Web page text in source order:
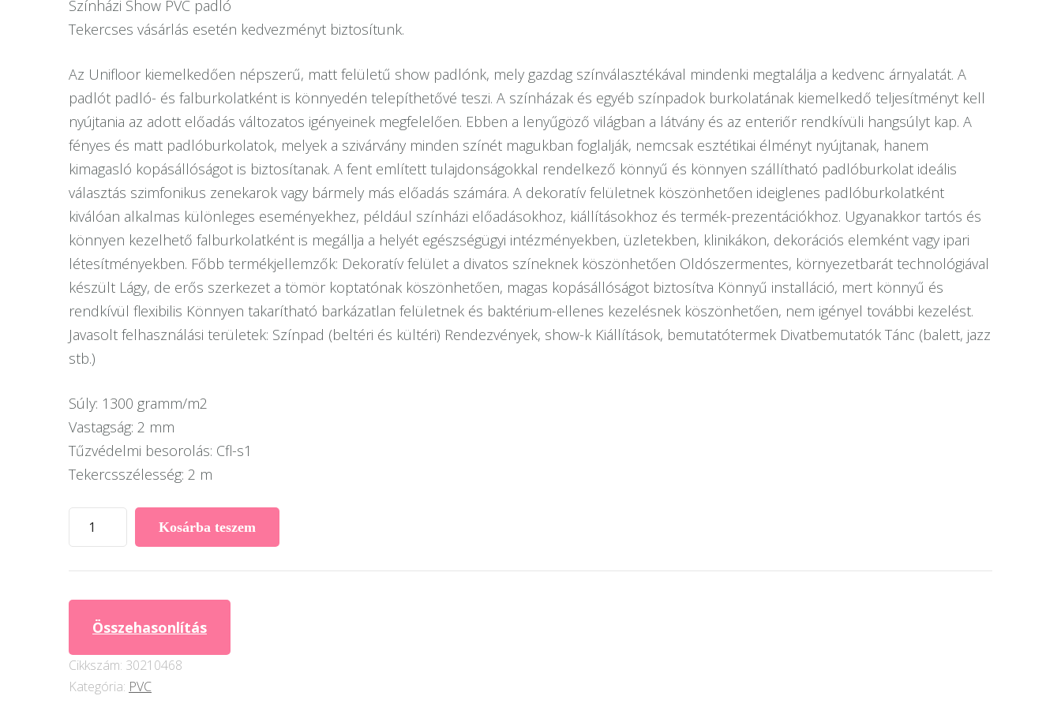
Színházi Show PVC padló
Tekercses vásárlás esetén kedvezményt biztosítunk.
Az Unifloor kiemelkedően népszerű, matt felületű show padlónk, mely gazdag színválasztékával mindenki megtalálja a kedvenc árnyalatát. A
padlót padló- és falburkolatként is könnyedén telepíthetővé teszi. A színházak és egyéb színpadok burkolatának kiemelkedő teljesítményt kell
nyújtania az adott előadás változatos igényeinek megfelelően. Ebben a lenyűgöző világban a látvány és az enteriőr rendkívüli hangsúlyt kap. A
fényes és matt padlóburkolatok, melyek a szivárvány minden színét magukban foglalják, nemcsak esztétikai élményt nyújtanak, hanem
kimagasló kopásállóságot is biztosítanak. A fent említett tulajdonságokkal rendelkező könnyű és könnyen szállítható padlóburkolat ideális
választás szimfonikus zenekarok vagy bármely más előadás számára. A dekoratív felületnek köszönhetően ideiglenes padlóburkolatként
kiválóan alkalmas különleges eseményekhez, például színházi előadásokhoz, kiállításokhoz és termék-prezentációkhoz. Ugyanakkor tartós és
könnyen kezelhető falburkolatként is megállja a helyét egészségügyi intézményekben, üzletekben, klinikákon, dekorációs elemként vagy ipari
létesítményekben. Főbb termékjellemzők: Dekoratív felület a divatos színeknek köszönhetően Oldószermentes, környezetbarát technológiával
készült Lágy, de erős szerkezet a tömör koptatónak köszönhetően, magas kopásállóságot biztosítva Könnyű installáció, mert könnyű és
rendkívül flexibilis Könnyen takarítható barkázatlan felületnek és baktérium-ellenes kezelésnek köszönhetően, nem igényel további kezelést.
Javasolt felhasználási területek: Színpad (beltéri és kültéri) Rendezvények, show-k Kiállítások, bemutatótermek Divatbemutatók Tánc (balett, jazz
stb.)
Súly: 1300 gramm/m2
Vastagság: 2 mm
Tűzvédelmi besorolás: Cfl-s1
Tekercsszélesség: 2 m
Grabo
Unifloor
PVC
Kosárba teszem
Összehasonlítás
Cikkszám: 30210468
Kategória: PVC